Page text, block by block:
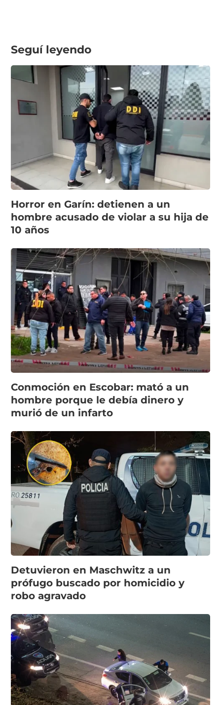
Seguí leyendo
Horror en Garín: detienen a un
hombre acusado de violar a su hija de
10 años
Conmoción en Escobar: mató a un
hombre porque le debía dinero y
murió de un infarto
Detuvieron en Maschwitz a un
prófugo buscado por homicidio y
robo agravado